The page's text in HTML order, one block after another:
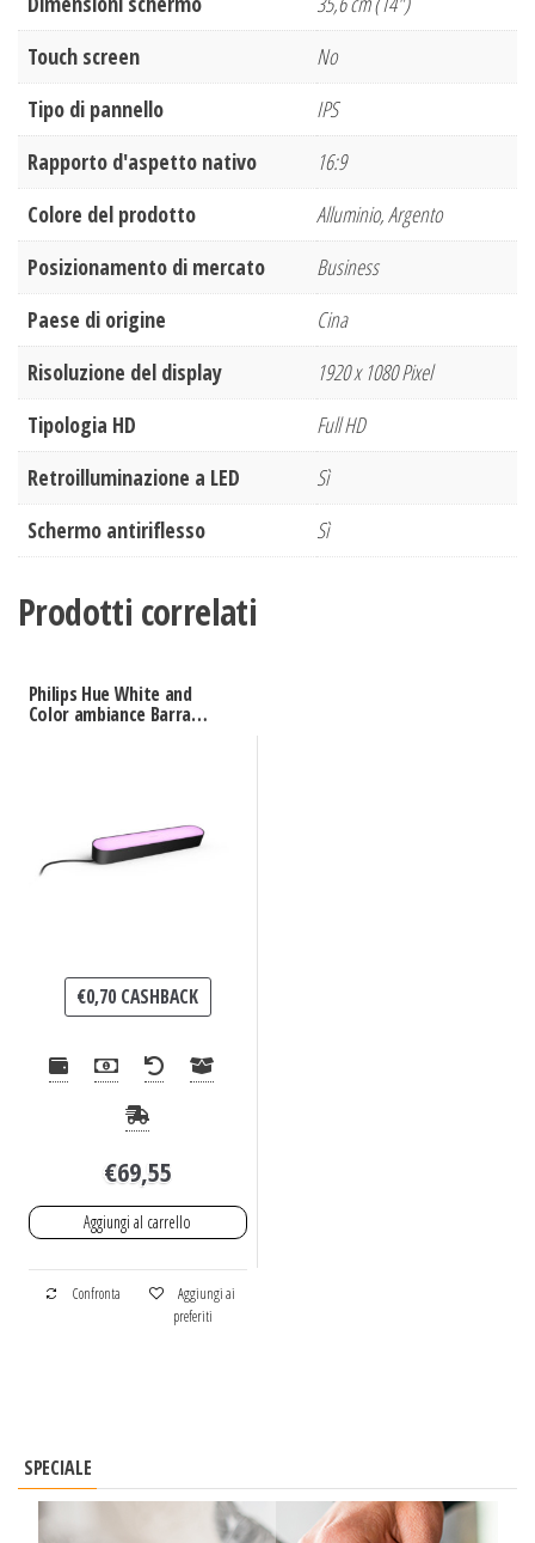
Touch screen
No
Tipo di pannello
IPS
Rapporto d'aspetto nativo
16:9
Colore del prodotto
Alluminio, Argento
Posizionamento di mercato
Business
Paese di origine
Cina
Risoluzione del display
1920 x 1080 Pixel
Tipologia HD
Full HD
Retroilluminazione a LED
Sì
Schermo antiriflesso
Sì
Prodotti correlati
Philips Hue White and
Color ambiance Barra
€0,70 CASHBACK
€69,55
Aggiungi al carrello
Confronta
Aggiungi ai
preferiti
SPECIALE